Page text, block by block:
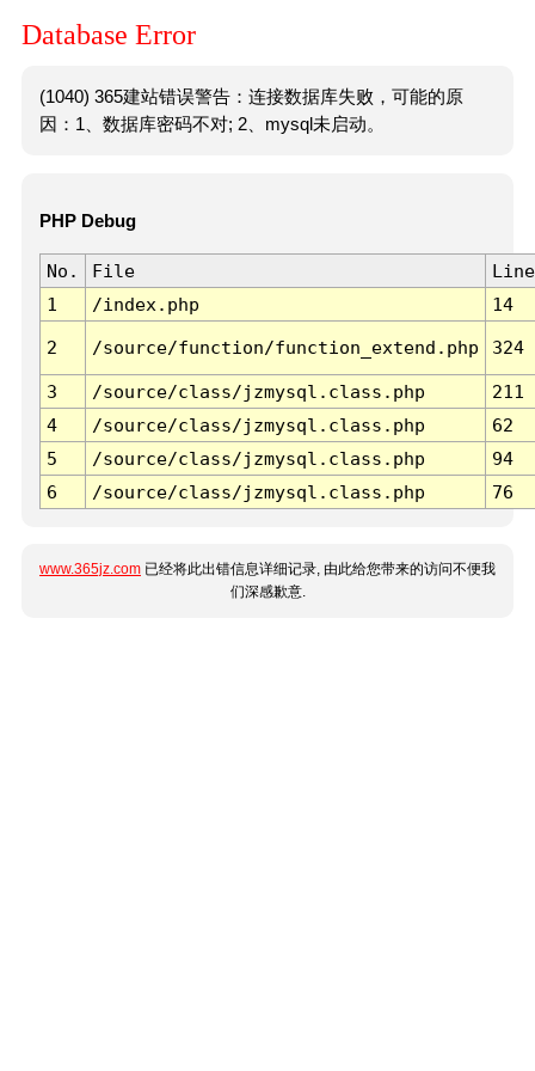
Database Error
(1040) 365建站错误警告：连接数据库失败，可能的原
因：1、数据库密码不对; 2、mysql未启动。
PHP Debug
No. File
Line
1
/index.php 14
2 /source/function/function_extend.php 324
3 /source/class/jzmysql.class.php
211
4
/source/class/jzmysql.class.php
62
5
/source/class/jzmysql.class.php
94
6
/source/class/jzmysql.class.php 76
www.365jz.com 已经将此出错信息详细记录, 由此给您带来的访问不便我
们深感歉意.